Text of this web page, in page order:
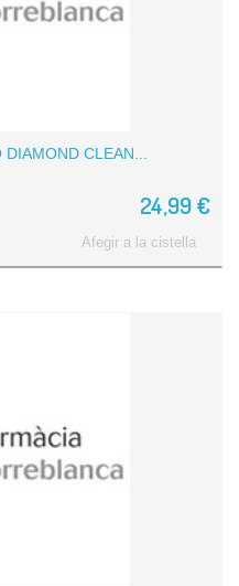
CLEAN...
24,99 €
Afegir a la cistella